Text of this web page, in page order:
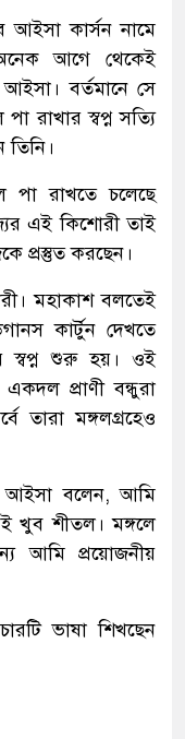
আইসা কার্সন নামে
আগে থেকেই
বর্তমানে সে
রাখার স্বপ্ন সত্যি
তিনি।
পা রাখতে চলেছে
এই কিশোরী তাই
প্রস্তুত করছেন।
মহাকাশ বলতেই
কার্টুন দেখতে
স্বপ্ন শুরু হয়। ওই
প্রাণী বন্ধুরা
তারা মঙ্গলগ্রহেও
আইসা বলেন, আমি
খুব শীতল। মঙ্গলে
আমি প্রয়োজনীয়
ভাষা শিখছেন